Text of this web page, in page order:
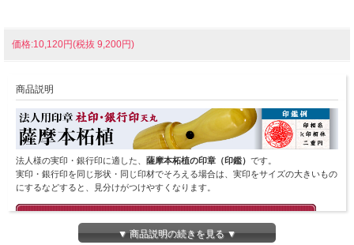
価格:10,120円(税抜 9,200円)
商品説明
法人様の実印・銀行印に適した、 薩摩本柘植の印章（印鑑） です。
実印・銀行印を同じ形状・同じ印材でそろえる場合は、実印をサイズの大きいもの
にするなどすると、見分けがつけやすくなります。
▼ 商品説明の続きを見る ▼